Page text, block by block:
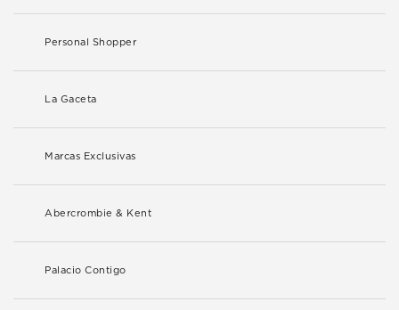
Personal Shopper
La Gaceta
Marcas Exclusivas
Abercrombie & Kent
Palacio Contigo